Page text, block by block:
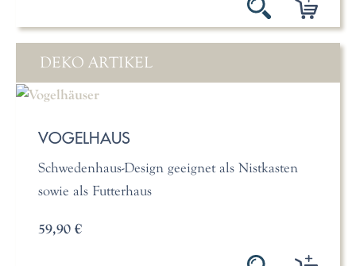
DEKO ARTIKEL
VOGELHAUS
Schwedenhaus-Design geeignet als Nistkasten
sowie als Futterhaus
59,90 €